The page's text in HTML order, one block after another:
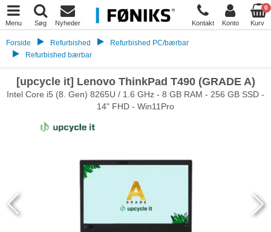
Menu Søg Nyheder Kontakt Konto
0
Kurv
Forside Refurbished
Refurbished PC/bærbar
Refurbished bærbar
[upcycle it] Lenovo ThinkPad T490 (GRADE A)
Intel Core i5 (8. Gen) 8265U / 1.6 GHz - 8 GB RAM - 256 GB SSD -
14" FHD - Win11Pro